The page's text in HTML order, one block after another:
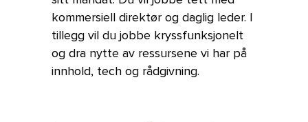
kommersiell direktør og daglig leder. I
tillegg vil du jobbe kryssfunksjonelt
og dra nytte av ressursene vi har på
innhold, tech og rådgivning.